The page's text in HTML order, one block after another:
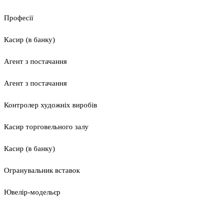
Професії
Касир (в банку)
Агент з постачання
Агент з постачання
Контролер художніх виробів
Касир торговельного залу
Касир (в банку)
Огранувальник вставок
Ювелір-модельєр